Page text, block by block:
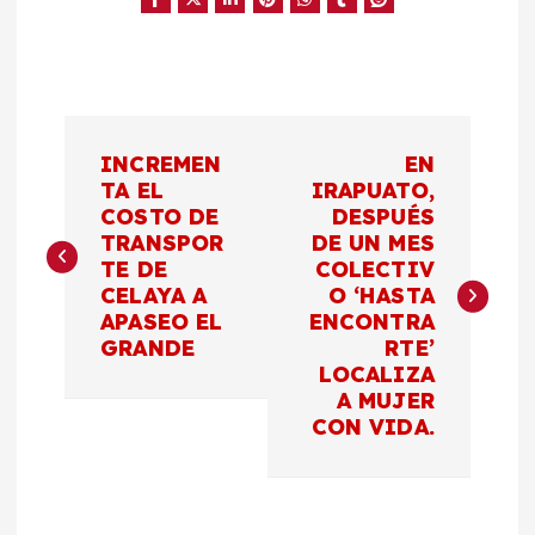
v
INCREMEN
TA EL
COSTO DE
TRANSPOR
TE DE
CELAYA A
APASEO EL
GRANDE
EN
IRAPUATO,
DESPUÉS
DE UN MES
COLECTIV
O ‘HASTA
ENCONTRA
RTE’
LOCALIZA
A MUJER
CON VIDA.